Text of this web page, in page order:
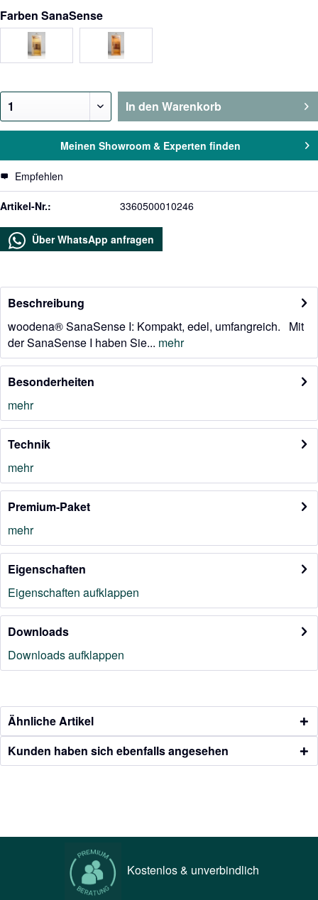
Farben SanaSense
In den Warenkorb
Meinen Showroom & Experten finden
Empfehlen
Artikel-Nr.: 3360500010246
Über WhatsApp anfragen
Beschreibung
woodena® SanaSense I: Kompakt, edel, umfangreich. Mit
der SanaSense I haben Sie... mehr
Besonderheiten
mehr
Technik
mehr
Premium-Paket
mehr
Eigenschaften
Eigenschaften aufklappen
Downloads
Downloads aufklappen
Ähnliche Artikel
Kunden haben sich ebenfalls angesehen
Kostenlos & unverbindlich